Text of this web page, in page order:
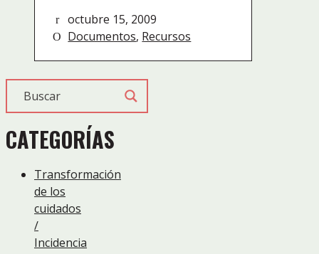
octubre 15, 2009
Documentos, Recursos
CATEGORÍAS
Transformación
de los
cuidados
/
Incidencia